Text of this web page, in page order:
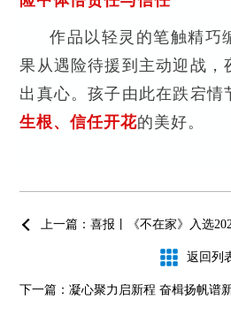
作品以轻灵的笔触精巧
果从遇险待援到主动迎战，
出真心。孩子由此在跌宕情
生根、信任开花的美好。
上一篇：喜报丨《不在家》入选2026春
返回列
下一篇：凝心聚力启新程 奋楫扬帆谱新篇 ——长江少年儿童出版社（集团